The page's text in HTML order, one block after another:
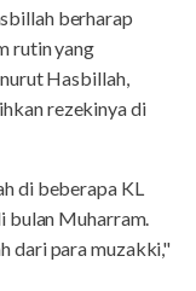
berharap
rutin yang
Hasbillah,
rezekinya di
di beberapa KL
bulan Muharram.
dari para muzakki,"